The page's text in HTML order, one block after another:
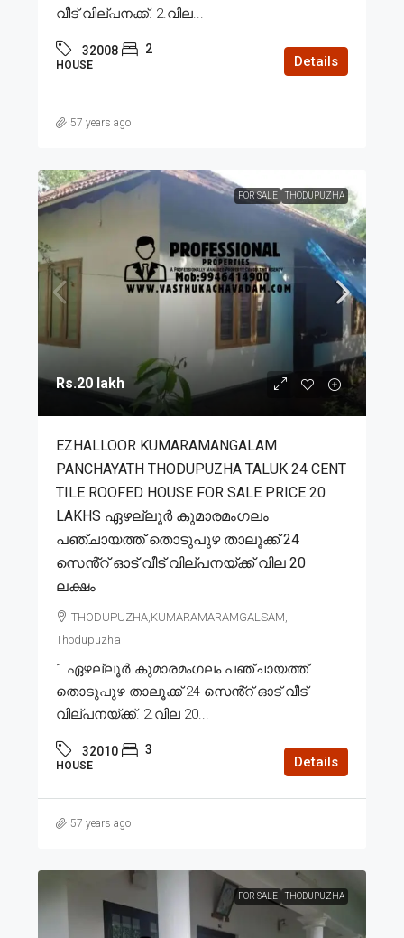
വീട് വില്പനക്ക്. 2.വില...
32008 2
HOUSE Details
57 years ago
FOR SALE THODUPUZHA
Rs.20 lakh
EZHALLOOR KUMARAMANGALAM
PANCHAYATH THODUPUZHA TALUK 24 CENT
TILE ROOFED HOUSE FOR SALE PRICE 20
LAKHS ഏഴല്ലൂർ കുമാരമംഗലം
പഞ്ചായത്ത് തൊടുപുഴ താലൂക്ക് 24
സെൻ്റ് ഓട് വീട് വില്പനയ്ക്ക് വില 20
ലക്ഷം
THODUPUZHA,KUMARAMARAMGALSAM,
Thodupuzha
1.ഏഴല്ലൂർ കുമാരമംഗലം പഞ്ചായത്ത്
തൊടുപുഴ താലൂക്ക് 24 സെൻ്റ് ഓട് വീട്
വില്പനയ്ക്ക്. 2.വില 20...
32010 3
HOUSE Details
57 years ago
FOR SALE THODUPUZHA